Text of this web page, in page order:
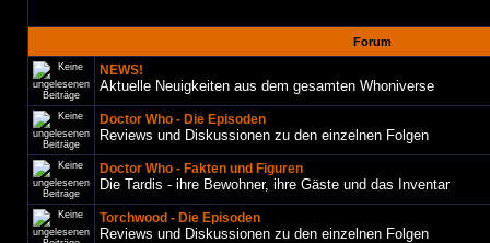
Forum
NEWS!
Aktuelle Neuigkeiten aus dem gesamten Whoniverse
Doctor Who - Die Episoden
Reviews und Diskussionen zu den einzelnen Folgen
Doctor Who - Fakten und Figuren
Die Tardis - ihre Bewohner, ihre Gäste und das Inventar
Torchwood - Die Episoden
Reviews und Diskussionen zu den einzelnen Folgen